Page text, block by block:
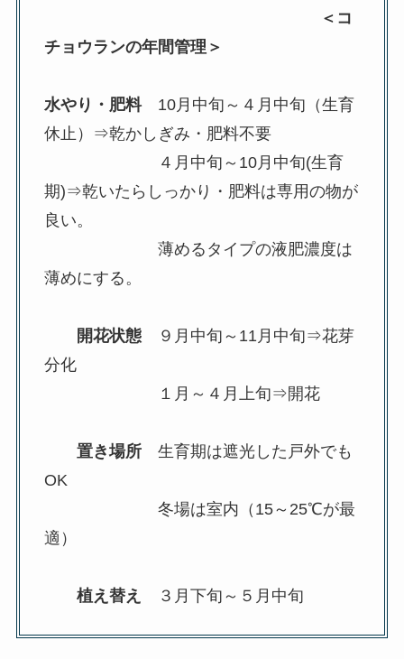
＜コ
チョウランの年間管理＞
水やり・肥料10月中旬～４月中旬（生育
休止）⇒乾かしぎみ・肥料不要
４月中旬～10月中旬(生育
期)⇒乾いたらしっかり・肥料は専用の物が
良い。
薄めるタイプの液肥濃度は
薄めにする。
開花状態９月中旬～11月中旬⇒花芽
分化
１月～４月上旬⇒開花
置き場所生育期は遮光した戸外でも
OK
冬場は室内（15～25℃が最
適）
植え替え ３月下旬～５月中旬